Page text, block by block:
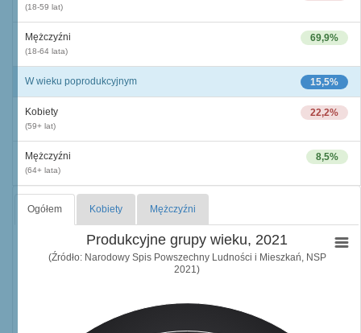
(18-59 lat)
69,9%
Mężczyźni
(18-64 lata)
15,5%
W wieku poprodukcyjnym
22,2%
Kobiety
(59+ lat)
8,5%
Mężczyźni
(64+ lata)
Ogółem Kobiety Mężczyźni
Produkcyjne grupy wieku, 2021
(Źródło: Narodowy Spis Powszechny Ludności i Mieszkań, NSP
2021)